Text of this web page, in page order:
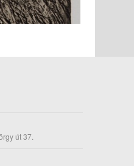
út 37.